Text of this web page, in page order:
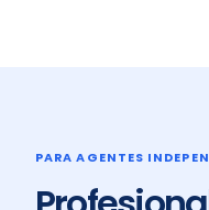
PARA AGENTES